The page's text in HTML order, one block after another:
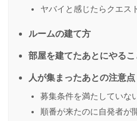
ヤバイと感じたらクエス
ルームの建て方
部屋を建てたあとにやるこ
人が集まったあとの注意点
募集条件を満たしていな
順番が来たのに自発者が